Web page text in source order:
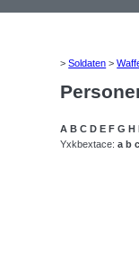
>Soldaten >
A B C D E F G H
Yxkbextace:a b c